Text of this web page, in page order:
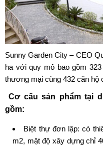
Sunny Garden City – CEO
ha với quy mô bao gồm
thương mại cùng 432 căn hộ
Cơ cấu sản phẩm tại
gồm:
Biệt thự đơn lập: có
m2, mật độ xây dựng chỉ